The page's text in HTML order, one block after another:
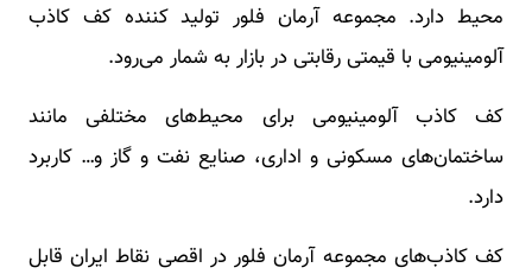
محیط دارد. مجموعه آرمان فلور تولید کننده کف کاذب
آلومینیومی با قیمتی رقابتی در بازار به شمار می‌رود.
کف کاذب آلومینیومی برای محیط‌های مختلفی مانند
ساختمان‌های مسکونی و اداری، صنایع نفت و گاز و… کاربرد
دارد.
کف کاذب‌های مجموعه آرمان فلور در اقصی نقاط ایران قابل